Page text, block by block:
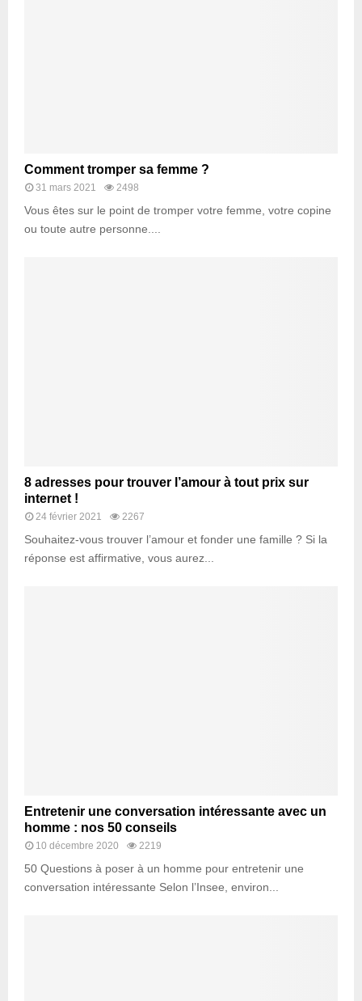
Comment tromper sa femme ?
31 mars 2021 2498
Vous êtes sur le point de tromper votre femme, votre copine
ou toute autre personne....
8 adresses pour trouver l’amour à tout prix sur
internet !
24 février 2021 2267
Souhaitez-vous trouver l’amour et fonder une famille ? Si la
réponse est affirmative, vous aurez...
Entretenir une conversation intéressante avec un
homme : nos 50 conseils
10 décembre 2020 2219
50 Questions à poser à un homme pour entretenir une
conversation intéressante Selon l’Insee, environ...